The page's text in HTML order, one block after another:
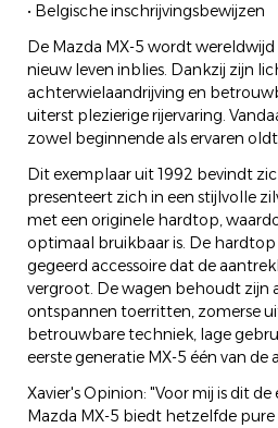
• Belgische inschrijvingsbewijzen
De Mazda MX-5 wordt
nieuw leven inblies. Dankzij zijn
achterwielaandrijving en
uiterst plezierige rijervaring.
zowel beginnende als ervaren
Dit exemplaar uit 1992 bevindt
presenteert zich in een stijlvolle
met een originele hardtop,
optimaal bruikbaar is. De
gegeerd accessoire dat de
vergroot. De wagen behoudt zijn
ontspannen toerritten, zomerse
betrouwbare techniek, lage
eerste generatie MX-5 één van
Xavier's Opinion: "Voor mij is dit
Mazda MX-5 biedt hetzelfde